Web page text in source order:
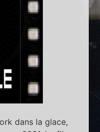
dans la glace,